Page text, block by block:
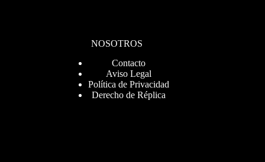
NOSOTROS
Contacto
Aviso Legal
Política de Privacidad
Derecho de Réplica